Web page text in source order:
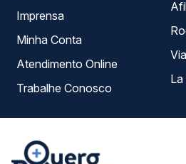
Imprensa
Minha Conta
Atendimento Online
Trabalhe Conosco